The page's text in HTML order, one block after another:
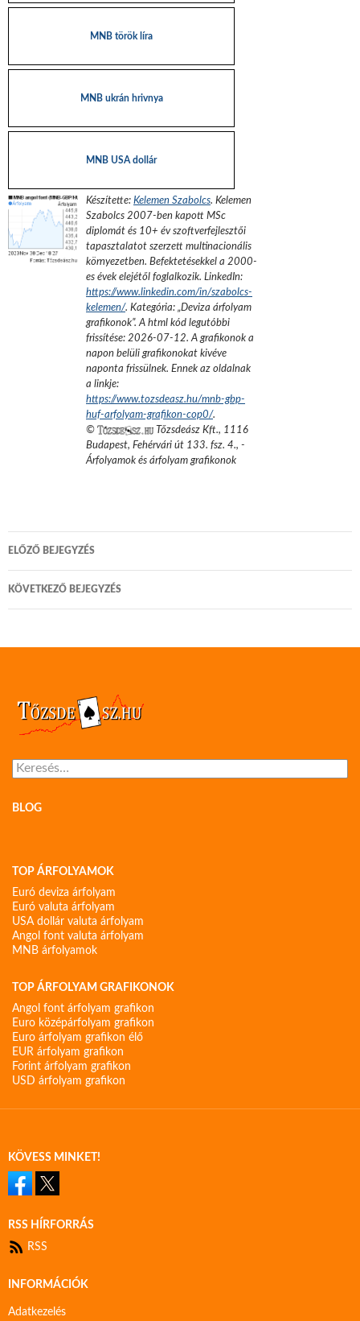
MNB török líra
MNB ukrán hrivnya
MNB USA dollár
Készítette: Kelemen Szabolcs. Kelemen
Szabolcs 2007-ben kapott MSc
diplomát és 10+ év szoftverfejlesztői
tapasztalatot szerzett multinacionális
környezetben. Befektetésekkel a 2000-
es évek elejétől foglalkozik. LinkedIn:
https://www.linkedin.com/in/szabolcs-
kelemen/. Kategória: „Deviza árfolyam
grafikonok”.A html kód legutóbbi
frissítése: 2026-07-12. A grafikonok a
napon belüli grafikonokat kivéve
naponta frissülnek. Ennek az oldalnak
a linkje:
https://www.tozsdeasz.hu/mnb-gbp-
huf-arfolyam-grafikon-cop0/.
©
Tőzsdeász Kft., 1116
Budapest, Fehérvári út 133. fsz. 4., -
Árfolyamok és árfolyam grafikonok
Bejegyzés
navigáció
ELŐZŐ BEJEGYZÉS
KÖVETKEZŐ BEJEGYZÉS
Keresés:
BLOG
TOP ÁRFOLYAMOK
Euró deviza árfolyam
Euró valuta árfolyam
USA dollár valuta árfolyam
Angol font valuta árfolyam
MNB árfolyamok
TOP ÁRFOLYAM GRAFIKONOK
Angol font árfolyam grafikon
Euro középárfolyam grafikon
Euro árfolyam grafikon élő
EUR árfolyam grafikon
Forint árfolyam grafikon
USD árfolyam grafikon
KÖVESS MINKET!
RSS HÍRFORRÁS
RSS
INFORMÁCIÓK
Adatkezelés